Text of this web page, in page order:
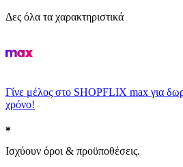
Δες όλα τα χαρακτηριστικά
Γίνε μέλος στο SHOPFLIX max για
χρόνο!
Ισχύουν όροι & προϋποθέσεις.